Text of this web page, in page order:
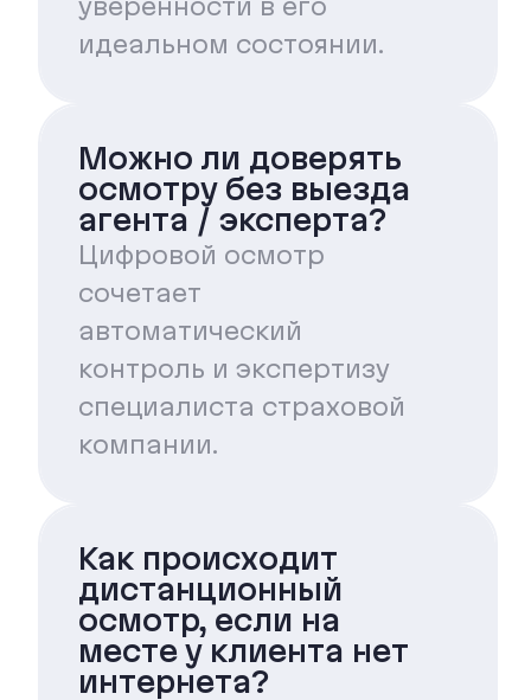
идеальном состоянии.
Можно ли доверять
осмотру без выезда
агента / эксперта?
Цифровой осмотр
сочетает
автоматический
контроль и экспертизу
специалиста страховой
компании.
Как происходит
дистанционный
осмотр, если на
месте у клиента нет
интернета?